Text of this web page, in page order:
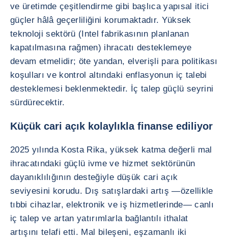
ve üretimde çeşitlendirme gibi başlıca yapısal itici
güçler hâlâ geçerliliğini korumaktadır. Yüksek
teknoloji sektörü (Intel fabrikasının planlanan
kapatılmasına rağmen) ihracatı desteklemeye
devam etmelidir; öte yandan, elverişli para politikası
koşulları ve kontrol altındaki enflasyonun iç talebi
desteklemesi beklenmektedir. İç talep güçlü seyrini
sürdürecektir.
Küçük cari açık kolaylıkla finanse ediliyor
2025 yılında Kosta Rika, yüksek katma değerli mal
ihracatındaki güçlü ivme ve hizmet sektörünün
dayanıklılığının desteğiyle düşük cari açık
seviyesini korudu. Dış satışlardaki artış —özellikle
tıbbi cihazlar, elektronik ve iş hizmetlerinde— canlı
iç talep ve artan yatırımlarla bağlantılı ithalat
artışını telafi etti. Mal bileşeni, eşzamanlı iki